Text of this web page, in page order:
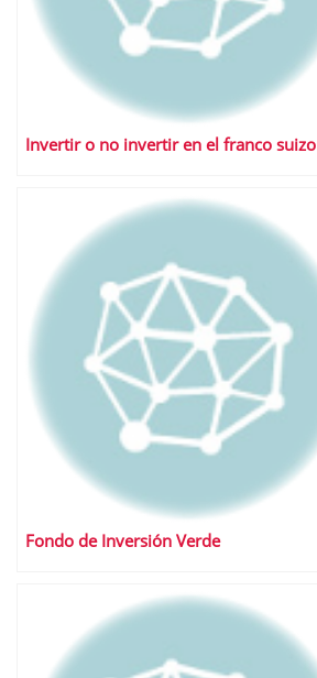
Invertir o no invertir en el franco suizo
Fondo de Inversión Verde